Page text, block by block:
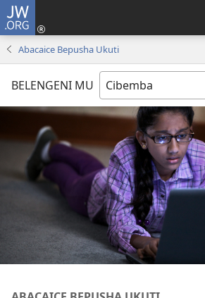
JW.ORG
Abacaice Bepusha Ukuti
BELENGENI MU